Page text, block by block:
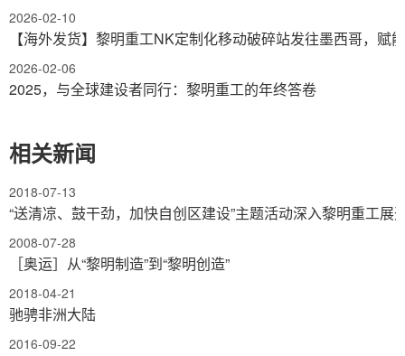
2026-02-10
【海外发货】黎明重工NK定制化移动破碎站发往墨西哥，赋
2026-02-06
2025，与全球建设者同行：黎明重工的年终答卷
相关新闻
2018-07-13
“送清凉、鼓干劲，加快自创区建设”主题活动深入黎明重工展
2008-07-28
［奥运］从“黎明制造”到“黎明创造”
2018-04-21
驰骋非洲大陆
2016-09-22